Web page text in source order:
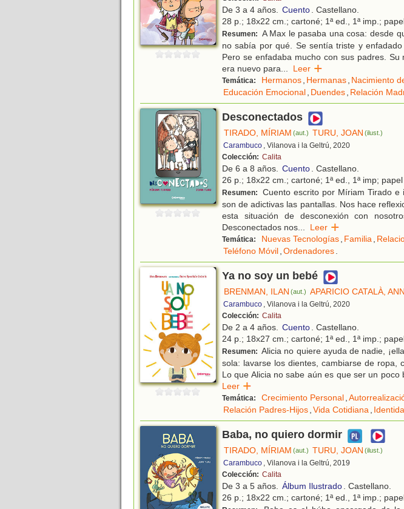
De 3 a 4 años. Cuento. Castellano.
28 p.; 18x22 cm.; cartoné; 1ª ed., 1ª imp.;
Resumen: A Max le pasaba una cosa: desde
no sabía por qué. Se sentía triste y
Pero se enfadaba mucho con sus padres.
era nuevo para... Leer
Temática: Hermanos, Hermanas, Nacimiento
Educación Emocional, Duendes, Relación
Desconectados
TIRADO, MÍRIAM (aut.) TURU, JOAN (ilust.)
Carambuco , Vilanova i la Geltrú, 2020
Colección: Calita
De 6 a 8 años. Cuento. Castellano.
26 p.; 18x22 cm.; cartoné; 1ª ed., 1ª imp;
Resumen:
Cuento escrito por Míriam Tirado
son de adictivas las pantallas. Nos hace
esta situación de desconexión con
Desconectados nos... Leer
Temática: Nuevas Tecnologías, Familia,
Teléfono Móvil,Ordenadores.
Ya no soy un bebé
BRENMAN, ILAN (aut.) APARICIO CATALÀ,
Carambuco , Vilanova i la Geltrú, 2020
Colección: Calita
De 2 a 4 años. Cuento. Castellano.
24 p.; 18x27 cm.; cartoné; 1ª ed., 1ª imp.;
Resumen: Alicia no quiere ayuda de nadie,
sola: lavarse los dientes, cambiarse de ropa,
Lo que Alicia no sabe aún es que ser un
Leer
Temática: Crecimiento Personal,
Relación Padres-Hijos,Vida Cotidiana,
Baba, no quiero dormir
TIRADO, MÍRIAM (aut.) TURU, JOAN (ilust.)
Carambuco , Vilanova i la Geltrú, 2019
Colección: Calita
De 3 a 5 años. Álbum Ilustrado. Castellano.
26 p.; 18x22 cm.; cartoné; 1ª ed., 1ª imp.;